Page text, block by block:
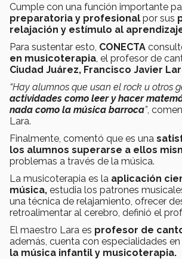
Cumple con una función importante
preparatoria y profesional por sus
relajación y estímulo al
Para sustentar esto, CONECTA
en musicoterapia , el profesor de
Ciudad Juárez, Francisco Javier
“Hay alumnos que usan el rock u otros
actividades como leer y hacer
nada como la música barroca”,
Lara.
Finalmente, comentó que es una
los alumnos superarse a ellos
problemas a través de la música.
La musicoterapia es la aplicación
música, estudia los patrones
una técnica de relajamiento, ofrecer
retroalimentar al cerebro, definió el
El maestro Lara es profesor de
además, cuenta con especialidades en
la música infantil y musicoterapia.